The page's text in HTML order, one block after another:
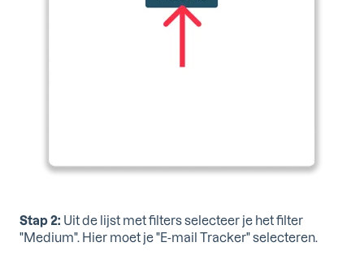
Stap 2: Uit de lijst met filters selecteer je het filter
"Medium". Hier moet je "E-mail Tracker" selecteren.